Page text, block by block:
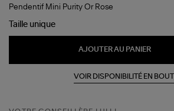
Pendentif
Purity
Pendentif Mini Purity Or Rose
Taille unique
AJOUTER AU PANIER
VOIR DISPONIBILITÉ EN